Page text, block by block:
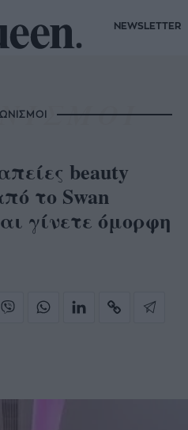
NEWSLETTER
beauty
το Swan
γίνετε όμορφη